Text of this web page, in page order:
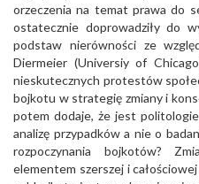
orzeczenia na temat prawa do
ostatecznie doprowadziły do
podstaw nierówności ze
Diermeier (Universiy of
nieskutecznych protestów
bojkotu w strategię zmiany i
potem dodaje, że jest
analizę przypadków a nie o
rozpoczynania bojkotów?
elementem szerszej i